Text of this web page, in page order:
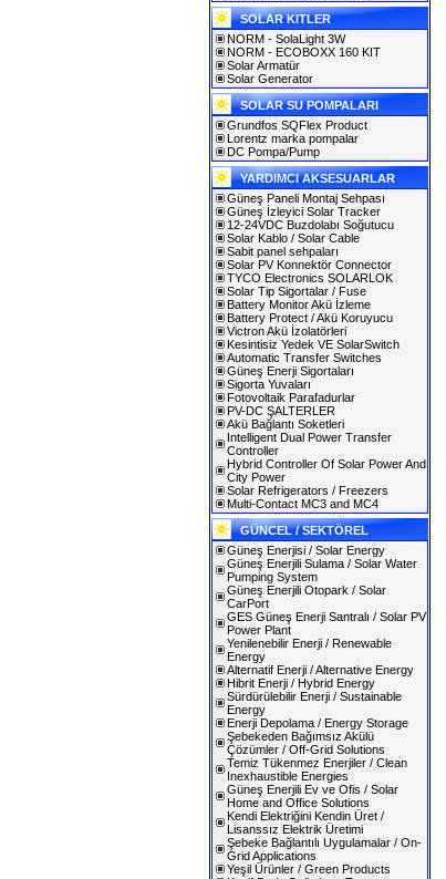
SOLAR KITLER
NORM - SolaLight 3W
NORM - ECOBOXX 160 KIT
Solar Armatür
Solar Generator
SOLAR SU POMPALARI
Grundfos SQFlex Product
Lorentz marka pompalar
DC Pompa/Pump
YARDIMCI AKSESUARLAR
Güneş Paneli Montaj Sehpası
Güneş İzleyici Solar Tracker
12-24VDC Buzdolabı Soğutucu
Solar Kablo / Solar Cable
Sabit panel sehpaları
Solar PV Konnektör Connector
TYCO Electronics SOLARLOK
Solar Tip Sigortalar / Fuse
Battery Monitor Akü İzleme
Battery Protect / Akü Koruyucu
Victron Akü İzolatörleri
Kesintisiz Yedek VE SolarSwitch
Automatic Transfer Switches
Güneş Enerji Sigortaları
Sigorta Yuvaları
Fotovoltaik Parafadurlar
PV-DC ŞALTERLER
Akü Bağlantı Soketleri
Intelligent Dual Power Transfer
Controller
Hybrid Controller Of Solar Power And
City Power
Solar Refrigerators / Freezers
Multi-Contact MC3 and MC4
GÜNCEL / SEKTÖREL
Güneş Enerjisi / Solar Energy
Güneş Enerjili Sulama / Solar Water
Pumping System
Güneş Enerjili Otopark / Solar
CarPort
GES Güneş Enerji Santralı / Solar PV
Power Plant
Yenilenebilir Enerji / Renewable
Energy
Alternatif Enerji / Alternative Energy
Hibrit Enerji / Hybrid Energy
Sürdürülebilir Enerji / Sustainable
Energy
Enerji Depolama / Energy Storage
Şebekeden Bağımsız Akülü
Çözümler / Off-Grid Solutions
Temiz Tükenmez Enerjiler / Clean
Inexhaustible Energies
Güneş Enerjili Ev ve Ofis / Solar
Home and Office Solutions
Kendi Elektriğini Kendin Üret /
Lisanssız Elektrik Üretimi
Şebeke Bağlantılı Uygulamalar / On-
Grid Applications
Yeşil Ürünler / Green Products